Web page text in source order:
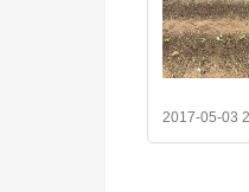
2017-05-03